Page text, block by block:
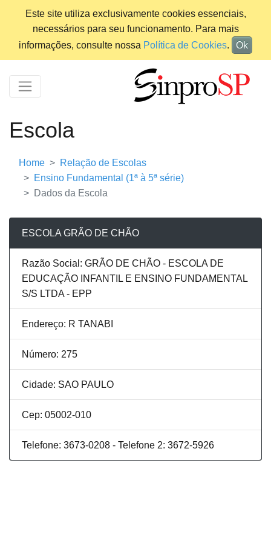
Este site utiliza exclusivamente cookies essenciais,
necessários para seu funcionamento. Para mais
informações, consulte nossa Política de Cookies. Ok
Escola
Home
Relação de Escolas
Ensino Fundamental (1ª à 5ª série)
Dados da Escola
ESCOLA GRÃO DE CHÃO
Razão Social: GRÃO DE CHÃO - ESCOLA DE
EDUCAÇÃO INFANTIL E ENSINO FUNDAMENTAL
S/S LTDA - EPP
Endereço: R TANABI
Número: 275
Cidade: SAO PAULO
Cep: 05002-010
Telefone: 3673-0208 - Telefone 2: 3672-5926